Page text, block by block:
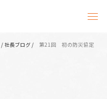
/ 社長ブログ/ 第21回 初の防災協定